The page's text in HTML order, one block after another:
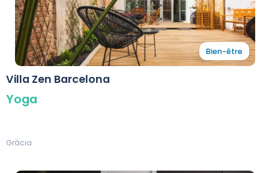
Bien-être
Villa Zen Barcelona
Yoga
Gràcia